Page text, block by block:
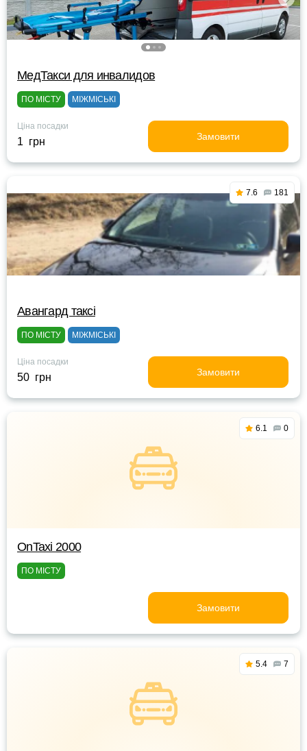
МедТакси для инвалидов
ПО МІСТУ МІЖМІСЬКІ
Ціна посадки
1 грн Замовити
7.6 181
Авангард таксі
ПО МІСТУ МІЖМІСЬКІ
Ціна посадки
50 грн Замовити
6.1 0
OnTaxi 2000
ПО МІСТУ
Замовити
5.4 7